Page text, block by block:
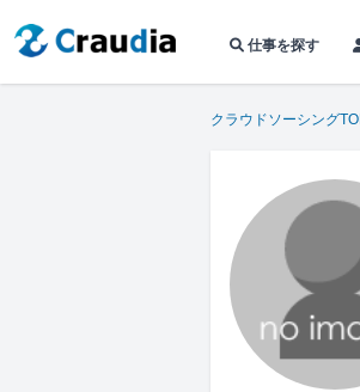
仕事を探す
クラウドソーシング